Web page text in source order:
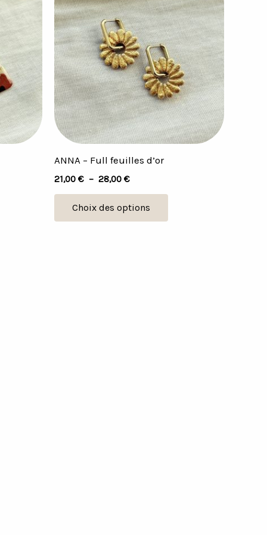
ANNA – Full feuilles d’or
21,00 € – 28,00 €
21,00 €
à
28,00 €
Choix des options
a
plusieurs
variations.
Les
options
peuvent
être
choisies
du